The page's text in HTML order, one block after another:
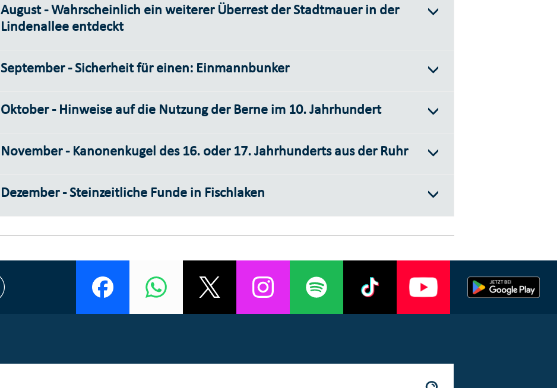
August - Wahrscheinlich ein weiterer Überrest der Stadtmauer in der
Lindenallee entdeckt
September - Sicherheit für einen: Einmannbunker
Oktober - Hinweise auf die Nutzung der Berne im 10. Jahrhundert
November - Kanonenkugel des 16. oder 17. Jahrhunderts aus der Ruhr
Dezember - Steinzeitliche Funde in Fischlaken